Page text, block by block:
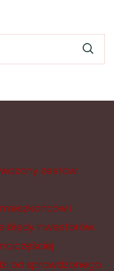
zestaw
i
błędy inwestorów.
od sprawdzonego